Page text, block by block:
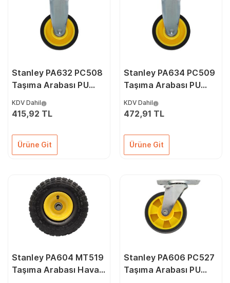
Stanley PA632 PC508
Taşıma Arabası PU
KDV Dahil
415,92 TL
Ürüne Git
Stanley PA634 PC509
Taşıma Arabası PU
KDV Dahil
472,91 TL
Ürüne Git
Stanley PA604 MT519
Taşıma Arabası Havalı
Stanley PA606 PC527
Taşıma Arabası PU